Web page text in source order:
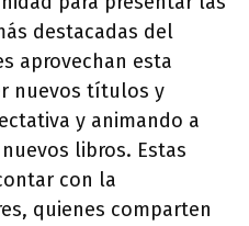
destacadas del
aprovechan esta
nuevos títulos y
y animando a
libros. Estas
con la
quienes comparten